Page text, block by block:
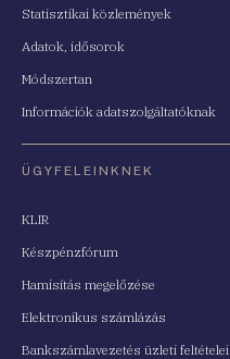
Statisztikai közlemények
Adatok, idősorok
Módszertan
Információk adatszolgáltatóknak
ÜGYFELEINKNEK
KLIR
Készpénzfórum
Hamisítás megelőzése
Elektronikus számlázás
Bankszámlavezetés üzleti feltételei